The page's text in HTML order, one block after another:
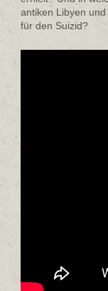
antiken Libyen
für den Suizid?